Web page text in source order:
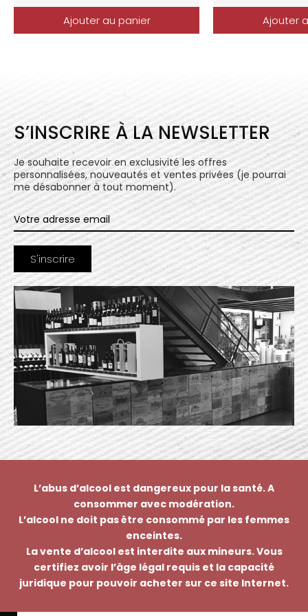
Ajouter au panier Ajouter
S’INSCRIRE À LA NEWSLETTER
Je souhaite recevoir en exclusivité les offres
personnalisées, nouveautés et ventes privées (je pourrai
me désabonner à tout moment).
L’abus d’alcool est dangereux pour la santé. A
consommer avec modération.
L’alcool ne doit pas être consommé par les femmes
enceintes.
La vente d’alcool est interdite aux mineurs. Vous
certifiez avoir l’âge légal requis et la capacité
juridique pour pouvoir acheter sur ce site Internet.